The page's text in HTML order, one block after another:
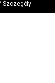
wynosiła:
279,00 zł.
wynosi:
195,00
Szczegóły